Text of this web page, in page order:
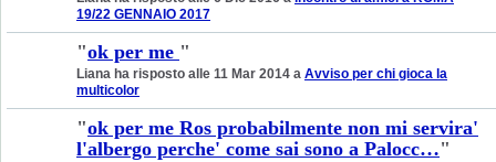
19/22 GENNAIO 2017
"ok per me "
Liana ha risposto alle 11 Mar 2014 a Avviso per chi gioca la
multicolor
"ok per me Ros probabilmente non mi servira'
l'albergo perche' come sai sono a Palocc…"